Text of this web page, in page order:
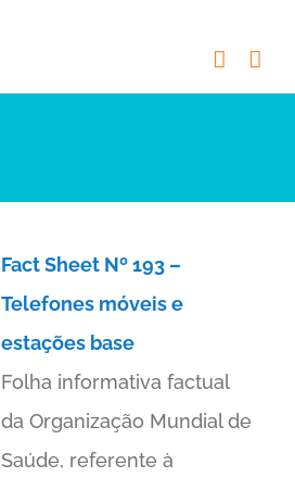
Fact Sheet Nº 193 –
Telefones móveis e
estações base
Folha informativa factual
da Organização Mundial de
Saúde, referente à